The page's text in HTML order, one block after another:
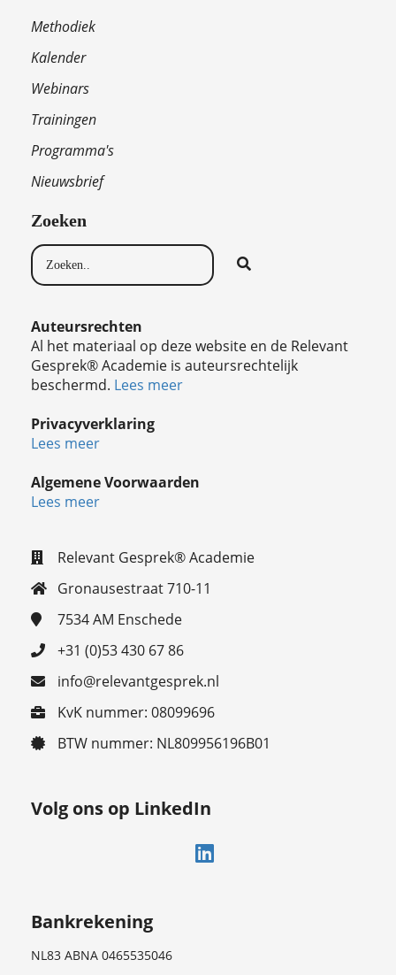
Methodiek
Kalender
Webinars
Trainingen
Programma's
Nieuwsbrief
Zoeken
Auteursrechten
Al het materiaal op deze website en de Relevant
Gesprek® Academie is auteursrechtelijk
beschermd. Lees meer
Privacyverklaring
Lees meer
Algemene Voorwaarden
Lees meer
Relevant Gesprek® Academie
Gronausestraat 710-11
7534 AM Enschede
+31 (0)53 430 67 86
info@relevantgesprek.nl
KvK nummer: 08099696
BTW nummer: NL809956196B01
Volg ons op LinkedIn
Bankrekening
NL83 ABNA 0465535046